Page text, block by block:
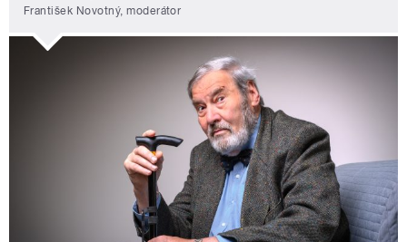
František Novotný, moderátor